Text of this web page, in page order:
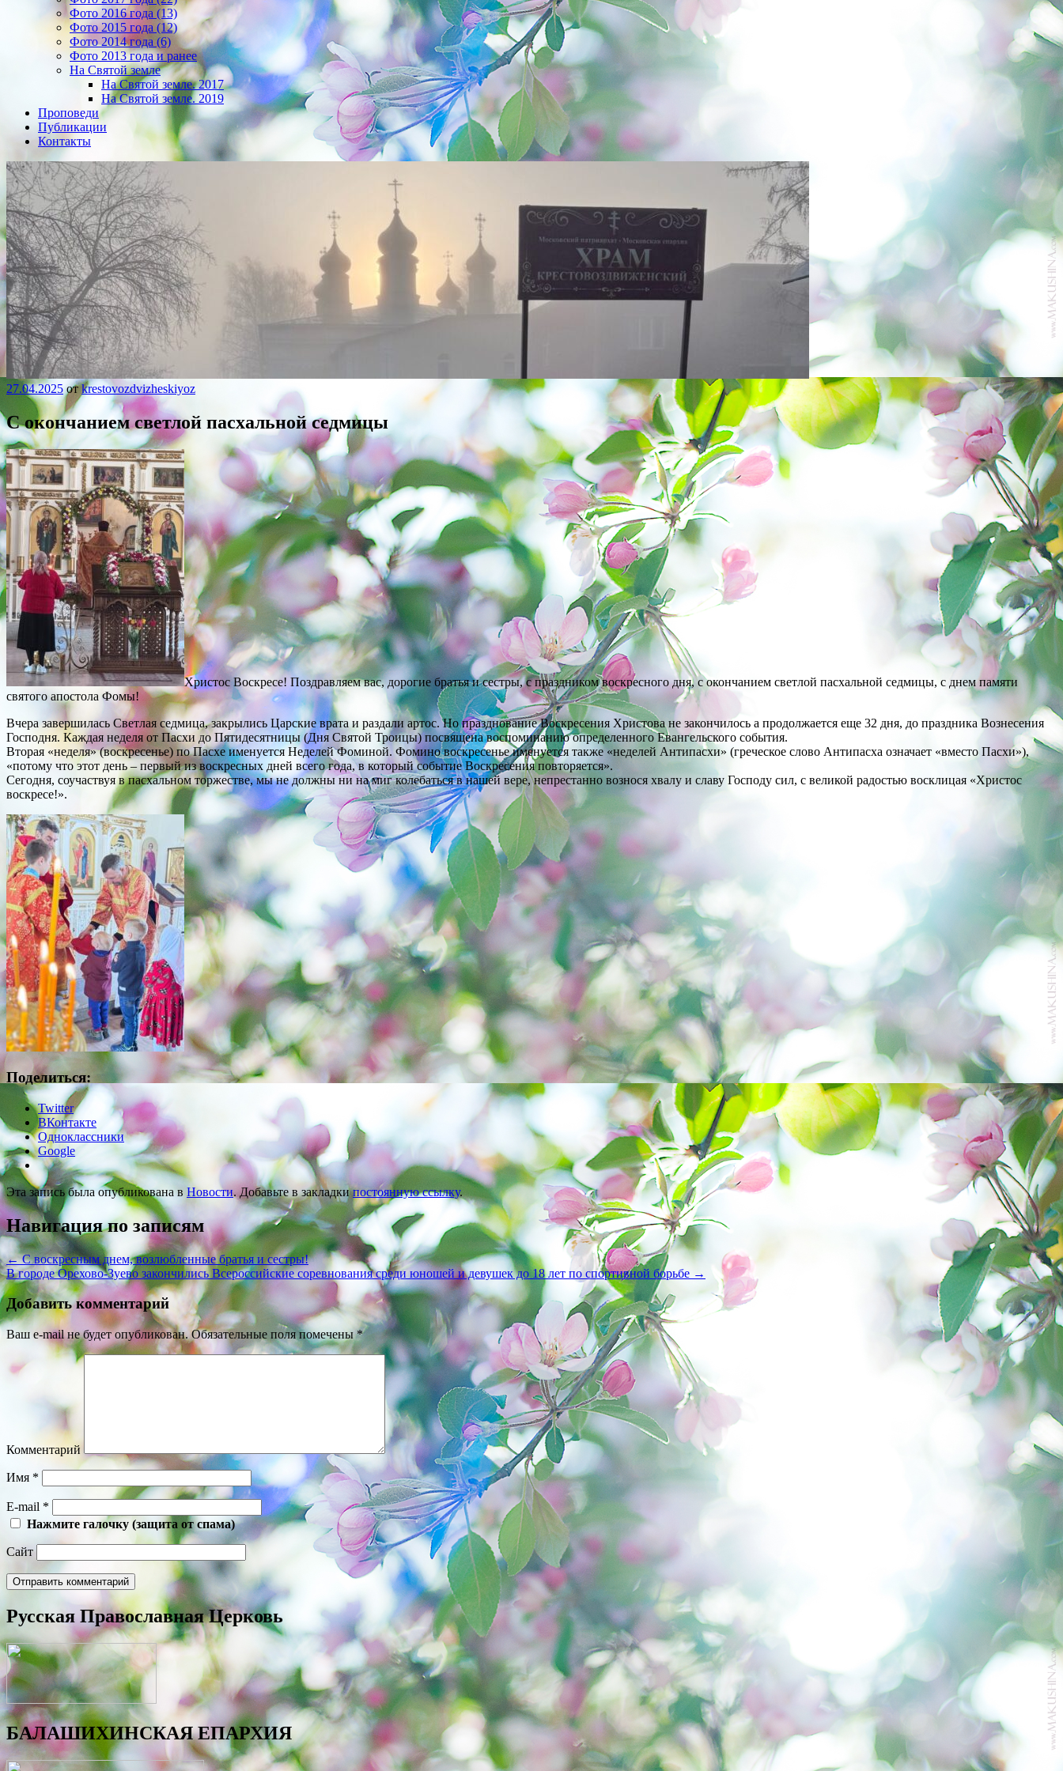
Фото 2016 года (13)
Фото 2015 года (12)
Фото 2014 года (6)
Фото 2013 года и ранее
На Святой земле
На Святой земле. 2017
На Святой земле. 2019
Проповеди
Публикации
Контакты
27.04.2025отkrestovozdvizheskiyoz
C окончанием светлой пасхальной седмицы
Христос Воскресе! Поздравляем вас, дорогие братья и сестры, с праздником воскресного дня, с окончанием светлой пасхальной седмицы, с днем памяти
святого апостола Фомы!
Вчера завершилась Светлая седмица, закрылись Царские врата и раздали артос. Но празднование Воскресения Христова не закончилось а продолжается еще 32 дня, до праздника Вознесения
Господня. Каждая неделя от Пасхи до Пятидесятницы (Дня Святой Троицы) посвящена воспоминанию определенного Евангельского события.
Вторая «неделя» (воскресенье) по Пасхе именуется Неделей Фоминой. Фомино воскресенье именуется также «неделей Антипасхи» (греческое слово Антипасха означает «вместо Пасхи»),
«потому что этот день – первый из воскресных дней всего года, в который событие Воскресения повторяется».
Сегодня, соучаствуя в пасхальном торжестве, мы не должны ни на миг колебаться в нашей вере, непрестанно вознося хвалу и славу Господу сил, с великой радостью восклицая «Христос
воскресе!».
Поделиться:
Twitter
ВКонтакте
Одноклассники
Google
Эта запись была опубликована в Новости. Добавьте в закладкипостоянную ссылку.
Навигация по записям
←С воскресным днем, возлюбленные братья и сестры!
В городе Орехово-Зуево закончились Всероссийские соревнования среди юношей и девушек до 18 лет по спортивной борьбе →
Добавить комментарий
Ваш e-mail не будет опубликован. Обязательные поля помечены*
Комментарий
Имя *
E-mail *
Нажмите галочку (защита от спама)
Сайт
Русская Православная Церковь
БАЛАШИХИНСКАЯ ЕПАРХИЯ